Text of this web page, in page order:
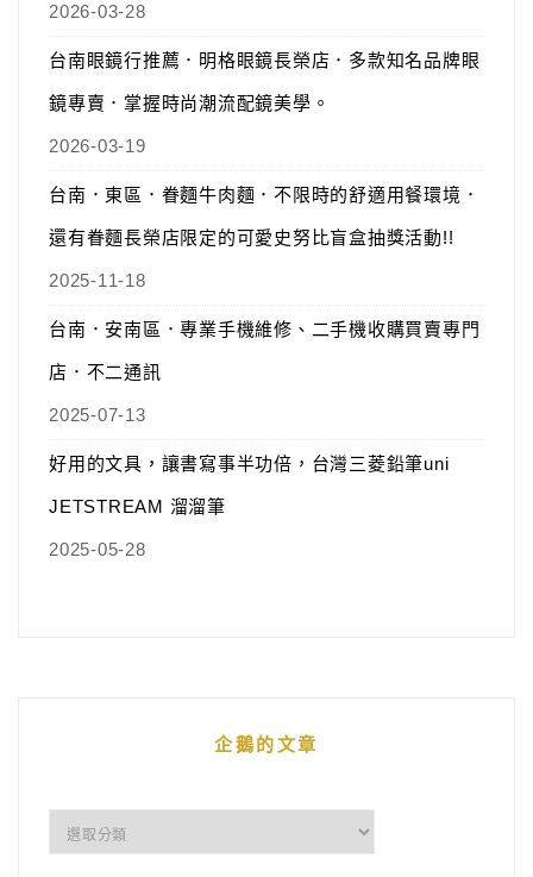
2026-03-28
台南眼鏡行推薦．明格眼鏡長榮店．多款知名品牌眼
鏡專賣．掌握時尚潮流配鏡美學。
2026-03-19
台南．東區．眷麵牛肉麵．不限時的舒適用餐環境．
還有眷麵長榮店限定的可愛史努比盲盒抽獎活動!!
2025-11-18
台南．安南區．專業手機維修、二手機收購買賣專門
店．不二通訊
2025-07-13
好用的文具，讓書寫事半功倍，台灣三菱鉛筆uni
JETSTREAM 溜溜筆
2025-05-28
企鵝的文章